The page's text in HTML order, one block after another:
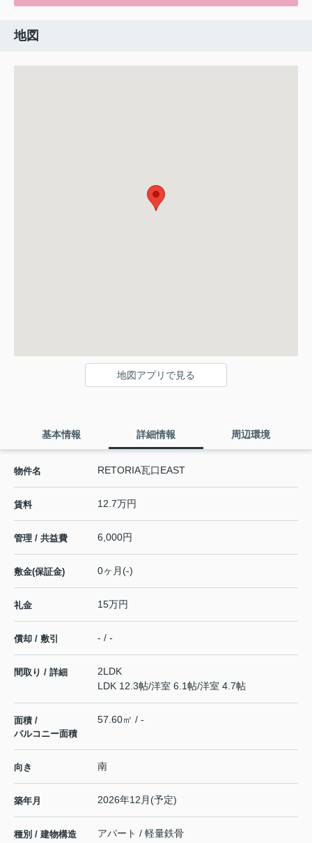
地図
地図アプリで見る
基本情報 詳細情報 周辺環境
物件名 RETORIA瓦口EAST
賃料 12.7万円
管理 / 共益費 6,000円
敷金(保証金) 0ヶ月(-)
礼金 15万円
償却 / 敷引 - / -
間取り / 詳細
2LDK
LDK 12.3帖/洋室 6.1帖/洋室 4.7帖
面積 /
バルコニー面積
57.60㎡ / -
向き 南
築年月 2026年12月(予定)
種別 / 建物構造 アパート / 軽量鉄骨